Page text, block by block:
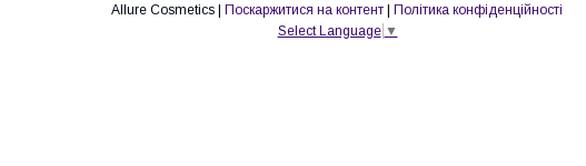
Поскаржитися на контент
Політика конфіденційності
Select Language ▼